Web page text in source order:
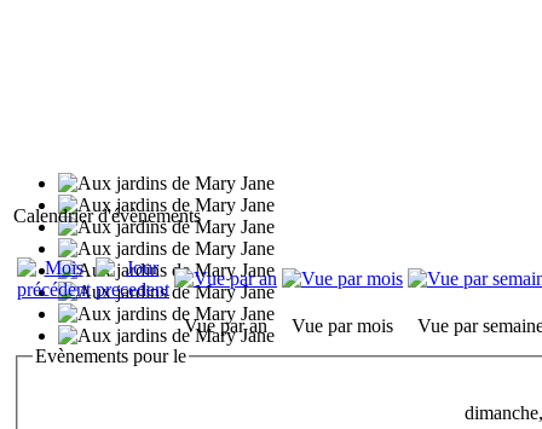
Calendrier d'évènements
Vue par an Vue par mois
Vue par
Evènements pour le